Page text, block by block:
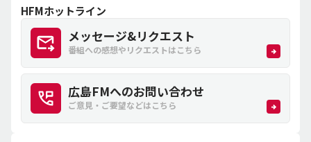
HFMホットライン
メッセージ&リクエスト
番組への感想やリクエストはこちら
広島FMへのお問い合わせ
ご意見・ご要望などはこちら